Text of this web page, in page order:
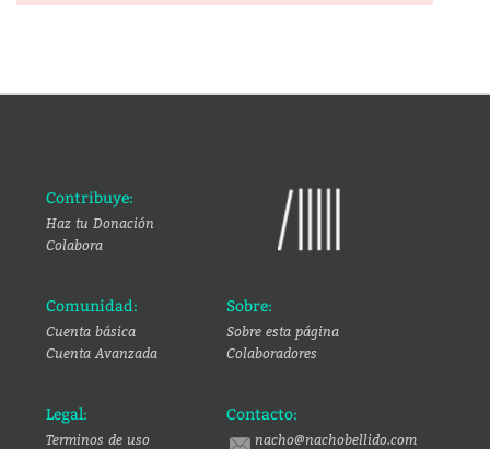
Contribuye:
Haz tu Donación
Colabora
Comunidad:
Cuenta básica
Cuenta Avanzada
Sobre:
Sobre esta página
Colaboradores
Legal:
Terminos de uso
Contacto:
nacho@nachobellido.com